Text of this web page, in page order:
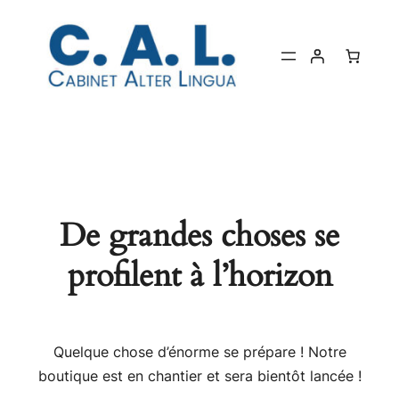
De grandes choses se
profilent à l’horizon
Quelque chose d’énorme se prépare ! Notre
boutique est en chantier et sera bientôt lancée !